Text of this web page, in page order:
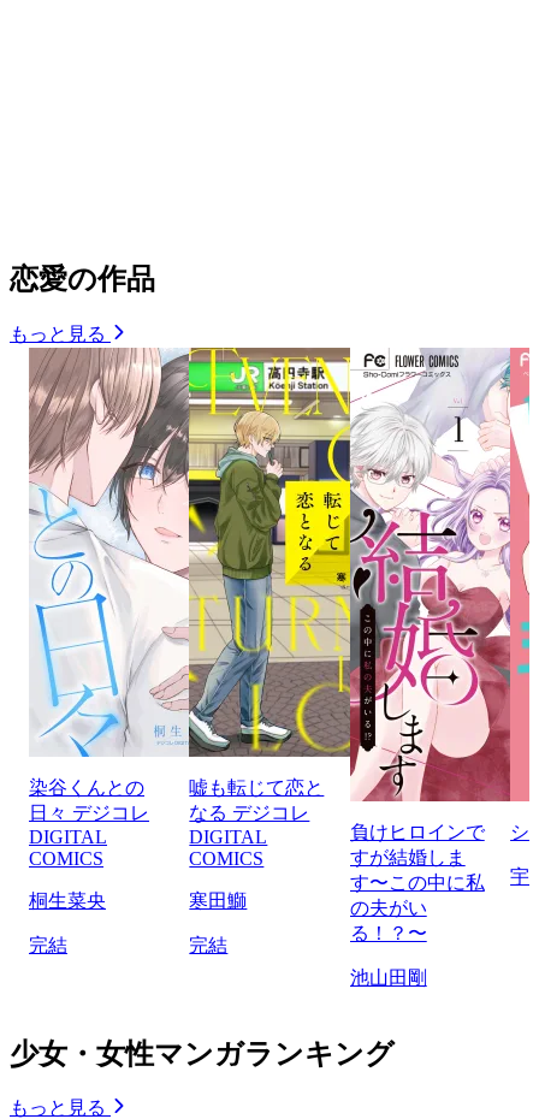
恋愛の作品
もっと見る
染谷くんとの
日々 デジコレ
DIGITAL
COMICS
桐生菜央
完結
嘘も転じて恋と
なる デジコレ
DIGITAL
COMICS
寒田鰤
完結
負けヒロインで
すが結婚しま
す〜この中に私
の夫がい
る！？〜
池山田剛
シ
宇
少女・女性マンガランキング
もっと見る